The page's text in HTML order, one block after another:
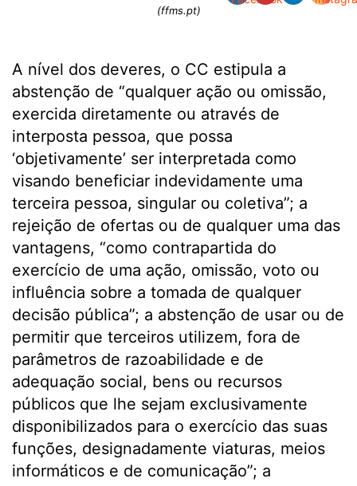
(ffms.pt)
A nível dos deveres, o CC estipula a
abstenção de “qualquer ação ou omissão,
exercida diretamente ou através de
interposta pessoa, que possa
‘objetivamente’ ser interpretada como
visando beneficiar indevidamente uma
terceira pessoa, singular ou coletiva”; a
rejeição de ofertas ou de qualquer uma das
vantagens, “como contrapartida do
exercício de uma ação, omissão, voto ou
influência sobre a tomada de qualquer
decisão pública”; a abstenção de usar ou de
permitir que terceiros utilizem, fora de
parâmetros de razoabilidade e de
adequação social, bens ou recursos
públicos que lhe sejam exclusivamente
disponibilizados para o exercício das suas
funções, designadamente viaturas, meios
informáticos e de comunicação”; a